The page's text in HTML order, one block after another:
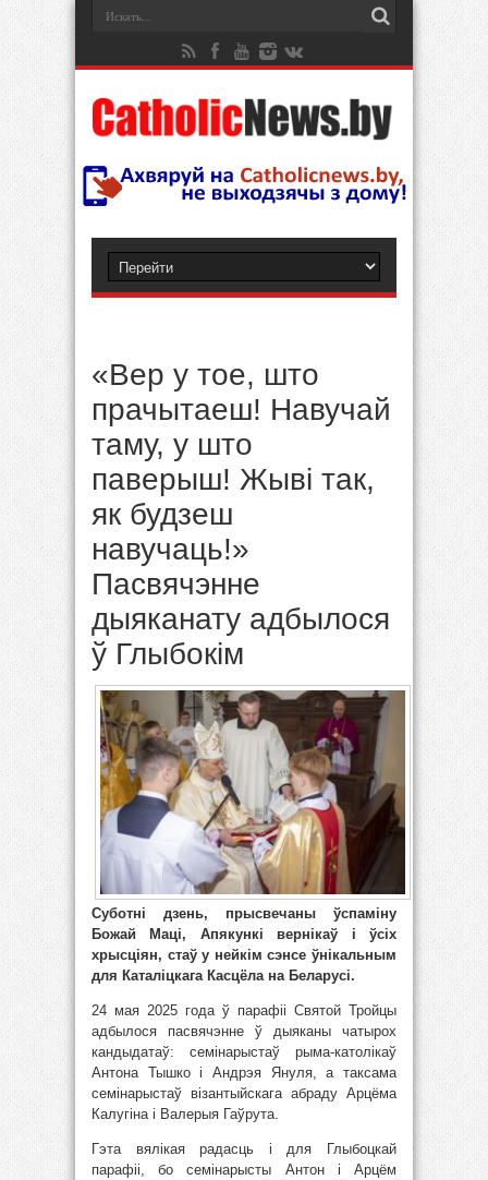
«Вер у тое, што
прачытаеш! Навучай
таму, у што
паверыш! Жыві так,
як будзеш
навучаць!»
Пасвячэнне
дыяканату адбылося
ў Глыбокім
Суботні дзень, прысвечаны ўспаміну
Божай Маці, Апякункі вернікаў і ўсіх
хрысціян, стаў у нейкім сэнсе ўнікальным
для Каталіцкага Касцёла на Беларусі.
24 мая 2025 года ў парафіі Святой Тройцы
адбылося пасвячэнне ў дыяканы чатырох
кандыдатаў: семінарыстаў рыма-католікаў
Антона Тышко і Андрэя Януля, а таксама
семінарыстаў візантыйскага абраду Арцёма
Калугіна і Валерыя Гаўрута.
Гэта вялікая радасць і для Глыбоцкай
парафіі, бо семінарысты Антон і Арцём